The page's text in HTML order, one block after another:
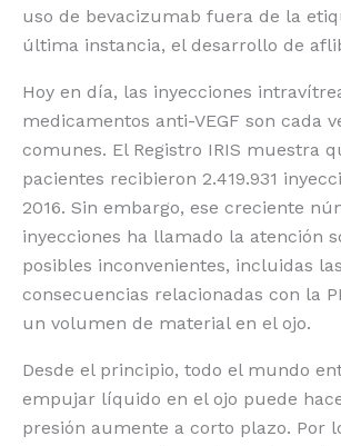
uso de bevacizumab fuera de la
última instancia, el desarrollo de
Hoy en día, las inyecciones
medicamentos anti-VEGF son cada
comunes. El Registro IRIS muestra
pacientes recibieron 2.419.931
2016. Sin embargo, ese creciente
inyecciones ha llamado la atención
posibles inconvenientes, incluidas
consecuencias relacionadas con la
un volumen de material en el ojo.
Desde el principio, todo el mundo
empujar líquido en el ojo puede
presión aumente a corto plazo. Por